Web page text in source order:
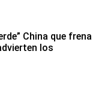
China que frena
los